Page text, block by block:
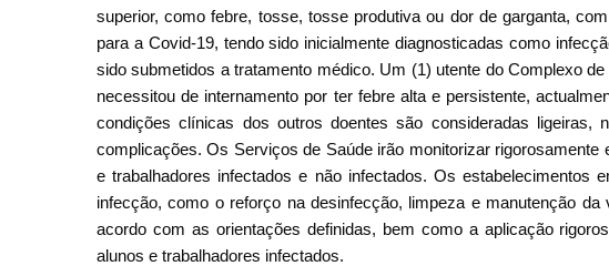
superior, como febre, tosse, tosse produtiva ou dor de garganta,
para a Covid-19, tendo sido inicialmente diagnosticadas como
sido submetidos a tratamento médico. Um (1) utente do Complexo
necessitou de internamento por ter febre alta e persistente,
condições clínicas dos outros doentes são consideradas ligeiras,
complicações. Os Serviços de Saúde irão monitorizar
e trabalhadores infectados e não infectados. Os estabelecimentos
infecção, como o reforço na desinfecção, limpeza e manutenção
acordo com as orientações definidas, bem como a aplicação
alunos e trabalhadores infectados.